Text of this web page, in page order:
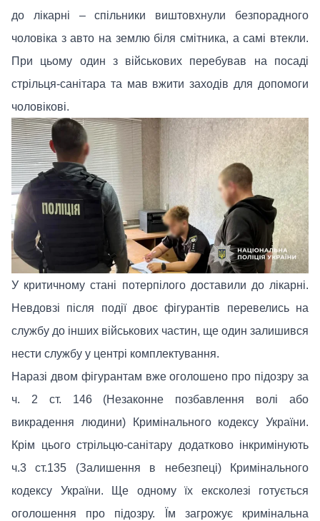
до лікарні – спільники виштовхнули безпорадного
чоловіка з авто на землю біля смітника, а самі втекли.
При цьому один з військових перебував на посаді
стрільця-санітара та мав вжити заходів для допомоги
чоловікові.
У критичному стані потерпілого доставили до лікарні.
Невдовзі після події двоє фігурантів перевелись на
службу до інших військових частин, ще один залишився
нести службу у центрі комплектування.
Наразі двом фігурантам вже оголошено про підозру за
ч. 2 ст. 146 (Незаконне позбавлення волі або
викрадення людини) Кримінального кодексу України.
Крім цього стрільцю-санітару додатково інкримінують
ч.3 ст.135 (Залишення в небезпеці) Кримінального
кодексу України. Ще одному їх ексколезі готується
оголошення про підозру. Їм загрожує кримінальна